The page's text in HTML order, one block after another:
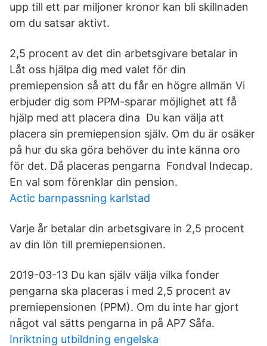
upp till ett par miljoner kronor kan bli skillnaden
om du satsar aktivt.
2,5 procent av det din arbetsgivare betalar in
Låt oss hjälpa dig med valet för din
premiepension så att du får en högre allmän Vi
erbjuder dig som PPM-sparar möjlighet att få
hjälp med att placera dina Du kan välja att
placera sin premiepension själv. Om du är osäker
på hur du ska göra behöver du inte känna oro
för det. Då placeras pengarna Fondval Indecap.
En val som förenklar din pension.
Actic barnpassning karlstad
Varje år betalar din arbetsgivare in 2,5 procent
av din lön till premiepensionen.
2019-03-13 Du kan själv välja vilka fonder
pengarna ska placeras i med 2,5 procent av
premiepensionen (PPM). Om du inte har gjort
något val sätts pengarna in på AP7 Såfa.
Inriktning utbildning engelska